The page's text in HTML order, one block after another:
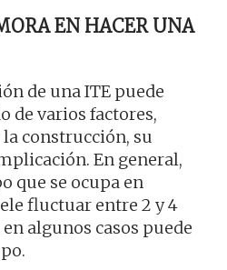
EN HACER UNA
de una ITE puede
de varios factores,
construcción, su
En general,
que se ocupa en
fluctuar entre 2 y 4
algunos casos puede